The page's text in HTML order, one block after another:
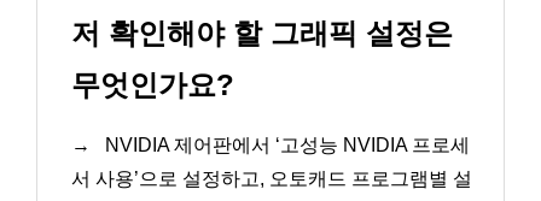
저 확인해야 할 그래픽 설정은
무엇인가요?
→
NVIDIA 제어판에서 ‘고성능 NVIDIA 프로세
서 사용’으로 설정하고, 오토캐드 프로그램별 설